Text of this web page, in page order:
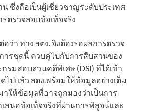
น ซึ่งถือเป็นผู้เชี่ยวชาญระดับประเทศ
ตรวจสอบข้อเท็จจริง
อว่า ทาง สตง. จึงต้องรอผลการตรวจ
รชุดนี้ ควบคู่ไปกับการสืบสวนของ
รมสอบสวนคดีพิเศษ (DSI) ที่ได้เข้า
ไปแล้ว สตง.พร้อมให้ข้อมูลอย่างเต็ม
าให้ข้อมูลที่อาจถูกมองว่าเป็นการ
สนอข้อเท็จจริงที่ผ่านการพิสูจน์และ